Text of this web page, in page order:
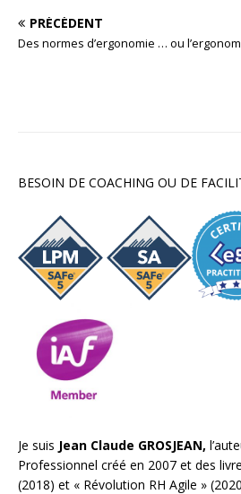
PRÉCÉDENT
Des normes d’ergonomie … ou
BESOIN DE COACHING OU DE
Je suis Jean Claude GROSJEAN,
Professionnel créé en 2007 et des
(2018) et « Révolution RH Agile »